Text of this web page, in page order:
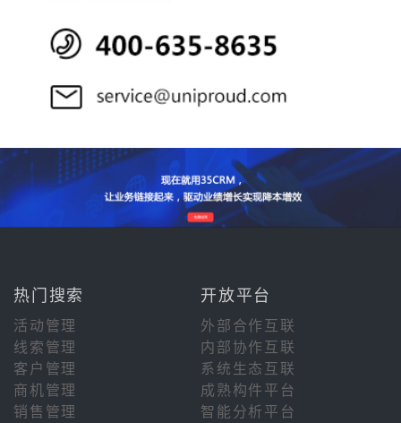
热门搜索 开放平台
活动管理
外部合作互联
线索管理
内部协作互联
客户管理
系统生态互联
商机管理
成熟构件平台
销售管理
智能分析平台